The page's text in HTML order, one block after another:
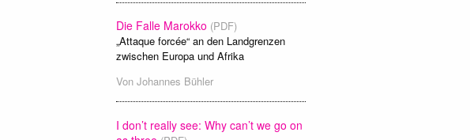
Die Falle Marokko (PDF)
„Attaque forcée“ an den Landgrenzen
zwischen Europa und Afrika
Von Johannes Bühler
I don’t really see: Why can’t we go on